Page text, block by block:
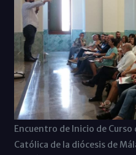
Encuentro de Inicio de
Católica de la diócesis de